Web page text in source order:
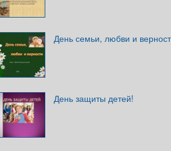
День семьи, любви и
День защиты детей!